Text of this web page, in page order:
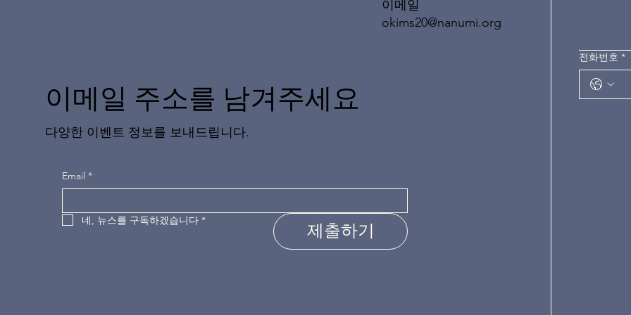
이메일
okims20@nanumi.org
이메일 주소를 남겨주세요
다양한 이벤트 정보를 보내드립니다.
Email *
네, 뉴스를 구독하겠습니다 *
제출하기
전화번호 *